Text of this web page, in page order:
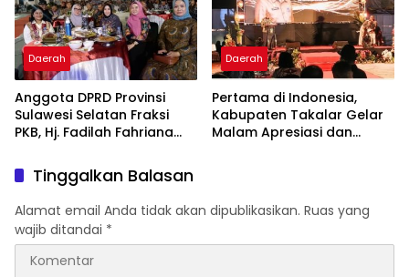
Daerah
Anggota DPRD Provinsi
Sulawesi Selatan Fraksi
PKB, Hj. Fadilah Fahriana
Takalar Menyalakan
Lentera Pengabdian
Melalui Malam Apresiasi
dan Inovasi Award 2026
Daerah
Pertama di Indonesia,
Kabupaten Takalar Gelar
Malam Apresiasi dan
Berprestasi
Tinggalkan Balasan
Alamat email Anda tidak akan dipublikasikan. Ruas yang
wajib ditandai *